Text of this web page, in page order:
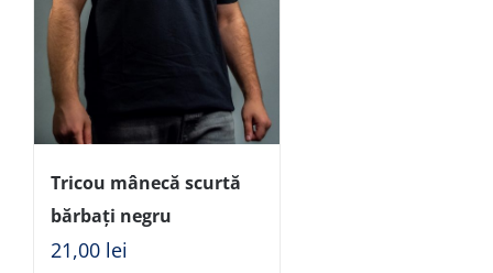
Tricou mânecă scurtă
bărbați negru
21,00 lei